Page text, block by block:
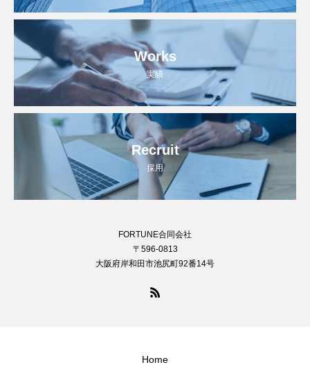
Works
実績
Recruit
採用
FORTUNE合同会社
〒596-0813
大阪府岸和田市池尻町92番14号
Home